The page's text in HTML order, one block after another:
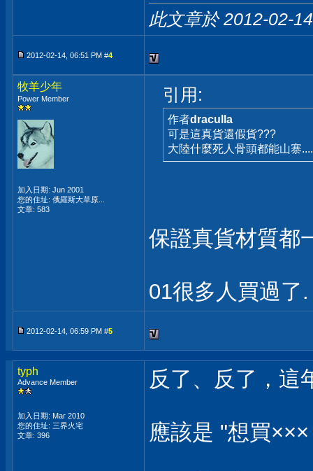
此文章於 2012-02-
2012-02-14, 06:51 PM #4
牧羊少年
Power Member
加入日期: Jun 2001
您的住址: 俄羅斯大草原...
文章: 583
引用:
作者draculla
可是這真貨還假貨???
大陸什麼死人骨頭都能山寨....
保證真貨材質都
01很多人買過了.
2012-02-14, 06:59 PM #5
typh
Advance Member
加入日期: Mar 2010
您的住址: 三界火宅
文章: 396
反了、反了，
應該是 "想買